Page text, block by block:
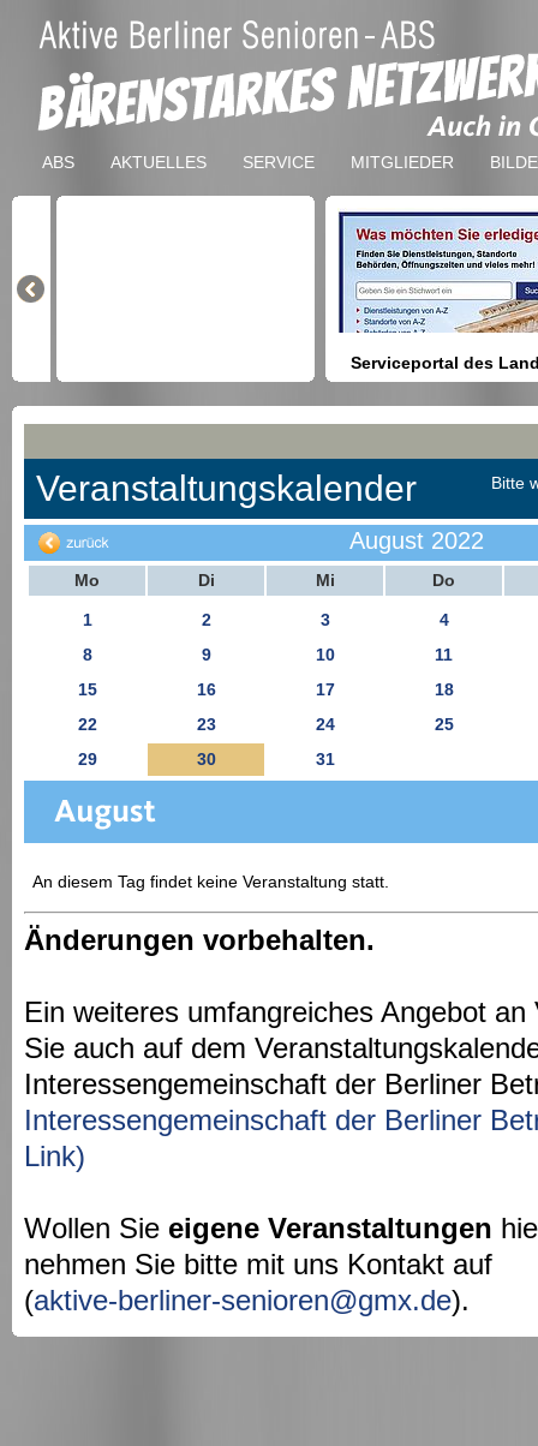
ABS AKTUELLES SERVICE MITGLIEDER
Serviceportal des
Berlin
Anmeldung bei Ämtern usw.
Veranstaltungskalender Bitte
August 2022
Mo Di Mi Do
1 2 3
4
8
9 10
11
15
16 17
18
22
23 24
25
29
30 31
An diesem Tag findet keine Veranstaltung statt.
Änderungen vorbehalten.
Ein weiteres umfangreiches Angebot
Sie auch auf dem
Interessengemeinschaft der Berliner
Interessengemeinschaft der Berliner
Link)
Wollen Sie eigene Veranstaltungen
nehmen Sie bitte mit uns Kontakt auf
(aktive-berliner-senioren@gmx.de).